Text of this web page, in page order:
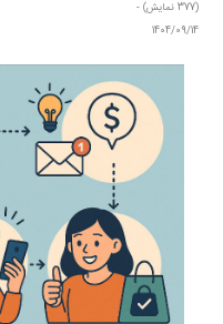
(377 نمایش) -
1404/09/14